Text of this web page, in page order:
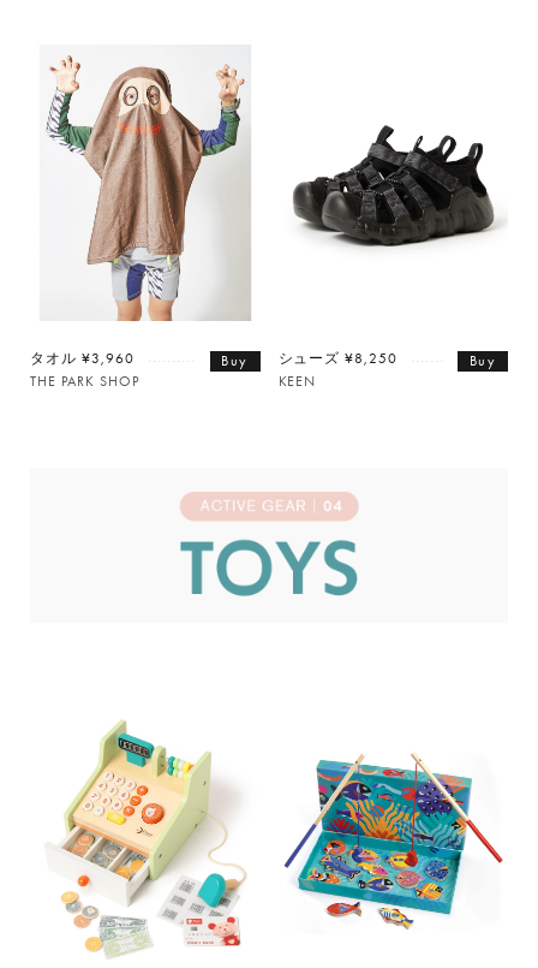
タオル ¥3,960
THE PARK SHOP
Buy
シューズ ¥8,250
KEEN
Buy